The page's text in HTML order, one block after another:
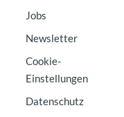
Jobs
Newsletter
Cookie-
Einstellungen
Datenschutz